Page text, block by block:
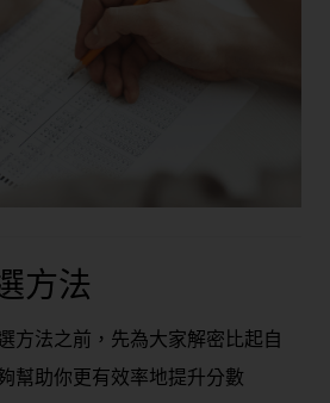
方法
方法之前，先為大家解密比起自
幫助你更有效率地提升分數